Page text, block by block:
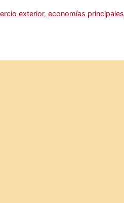
exterior,economías principales